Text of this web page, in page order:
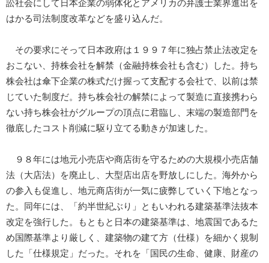
訟社会にして日本企業の弱体化とアメリカの弁護士業界進出を
はかる司法制度改革などを盛り込んだ。
その要求にそって日本政府は１９９７年に独占禁止法改定を
おこない、持株会社を解禁（金融持株会社も含む）した。持ち
株会社は傘下企業の株式だけ握って支配する会社で、以前は禁
じていた制度だ。持ち株会社の解禁によって製造に直接携わら
ない持ち株会社がグループの頂点に君臨し、末端の製造部門を
徹底したコスト削減に駆り立てる動きが加速した。
９８年には地元小売店や商店街を守るための大規模小売店舗
法（大店法）を廃止し、大型店出店を野放しにした。海外から
の参入も促進し、地元商店街が一気に疲弊していく下地となっ
た。同年には、「約半世紀ぶり」ともいわれる建築基準法抜本
改定を強行した。もともと日本の建築基準は、地震国であるた
め国際基準より厳しく、建築物の建て方（仕様）を細かく規制
した「仕様規定」だった。それを「国民の生命、健康、財産の